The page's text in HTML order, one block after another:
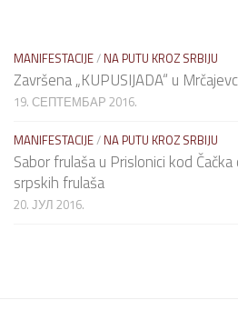
MANIFESTACIJE/ NA PUTU KROZ SRBIJU
Završena „KUPUSIJADA“ u
19. СЕПТЕМБАР 2016.
MANIFESTACIJE/ NA PUTU KROZ SRBIJU
Sabor frulaša u Prislonici kod
srpskih frulaša
20. ЈУЛ 2016.